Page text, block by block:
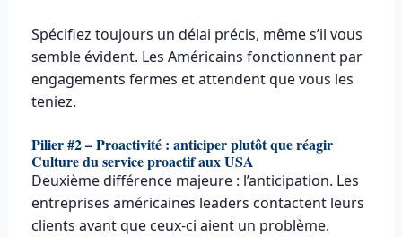
Spécifiez toujours un délai précis, même s’il vous
semble évident. Les Américains fonctionnent par
engagements fermes et attendent que vous les
teniez.
Pilier #2 – Proactivité : anticiper plutôt que réagir
Culture du service proactif aux USA
Deuxième différence majeure : l’anticipation. Les
entreprises américaines leaders contactent leurs
clients avant que ceux-ci aient un problème.